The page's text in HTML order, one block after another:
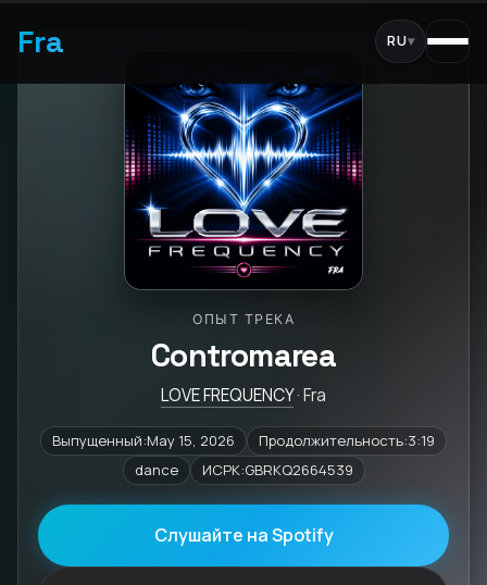
Fra RU▾
ОПЫТ ТРЕКА
Contromarea
LOVE FREQUENCY· Fra
Выпущенный:May 15, 2026
Продолжительность:3:19
dance
ИСРК:GBRKQ2664539
Слушайте на Spotify